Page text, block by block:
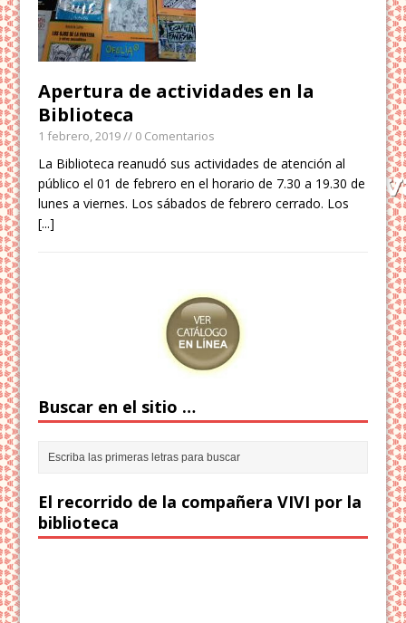
Apertura de actividades en la
Biblioteca
1 febrero, 2019// 0 Comentarios
La Biblioteca reanudó sus actividades de atención al
público el 01 de febrero en el horario de 7.30 a 19.30 de
lunes a viernes. Los sábados de febrero cerrado. Los
[...]
Buscar en el sitio …
El recorrido de la compañera VIVI por la
biblioteca